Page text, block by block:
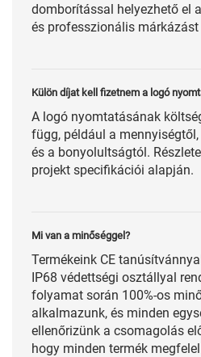
domborítással helyezhető el
és professzionális
Külön díjat kell fizetnem a logó
A logó nyomtatásának
függ, például a
és a bonyolultságtól.
projekt specifikációi alapján.
Mi van a minőséggel?
Termékeink CE
IP68 védettségi osztállyal
folyamat során 100%-os
alkalmazunk, és minden
ellenőrizünk a csomagolás
hogy minden termék